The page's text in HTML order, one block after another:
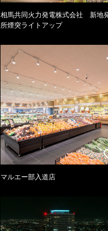
相馬共同火力発電株式会社 新地
所煙突ライトアップ
マルエー部入道店